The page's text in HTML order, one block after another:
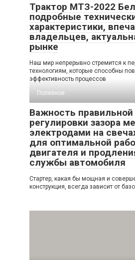
Трактор МТЗ-2022
подробные
характеристики,
владельцев,
рынке
Наш мир непрерывно стремится к
технологиям, которые способны
эффективность процессов
Полезное
Важность правильной
регулировки зазора
электродами на
для оптимальной
двигателя и
службы автомобиля
Стартер, какая бы мощная и
конструкция, всегда зависит от